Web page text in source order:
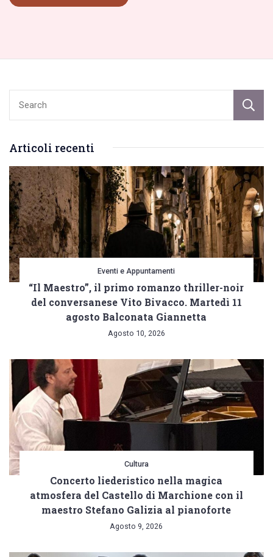
Articoli recenti
Eventi e Appuntamenti
“Il Maestro”, il primo romanzo thriller-noir
del conversanese Vito Bivacco. Martedì 11
agosto Balconata Giannetta
Agosto 10, 2026
Cultura
Concerto liederistico nella magica
atmosfera del Castello di Marchione con il
maestro Stefano Galizia al pianoforte
Agosto 9, 2026